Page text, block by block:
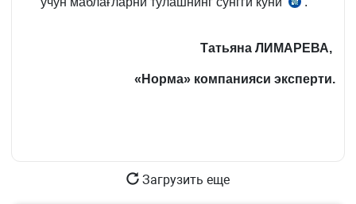
б.,
рўйхат
Татьяна ЛИМАРЕВА,
«Норма» компанияси эксперти.
Загрузить еще